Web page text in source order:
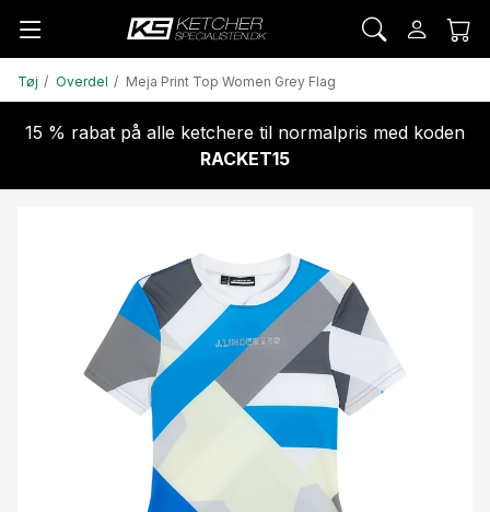
Tøj Overdel Meja Print Top Women Grey Flag
15 % rabat på alle ketchere til normalpris med koden
RACKET15